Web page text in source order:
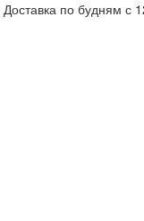
Доставка по будням с